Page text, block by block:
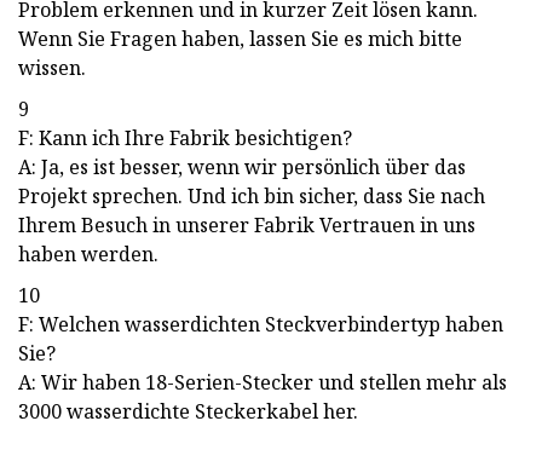
Problem erkennen und in kurzer Zeit lösen kann.
Wenn Sie Fragen haben, lassen Sie es mich bitte
wissen.
9
F: Kann ich Ihre Fabrik besichtigen?
A: Ja, es ist besser, wenn wir persönlich über das
Projekt sprechen. Und ich bin sicher, dass Sie nach
Ihrem Besuch in unserer Fabrik Vertrauen in uns
haben werden.
10
F: Welchen wasserdichten Steckverbindertyp haben
Sie?
A: Wir haben 18-Serien-Stecker und stellen mehr als
3000 wasserdichte Steckerkabel her.